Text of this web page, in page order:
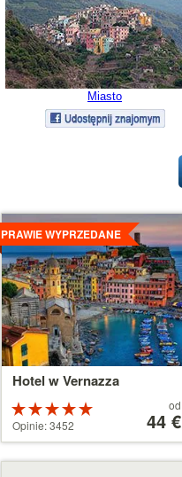
Miasto
Hotel w Vernazza
PRAWIE WYPRZEDANE
5 na 5
gwiazdek
Opinie: 3452
od
44 €
Szczegóły
Szczegóły